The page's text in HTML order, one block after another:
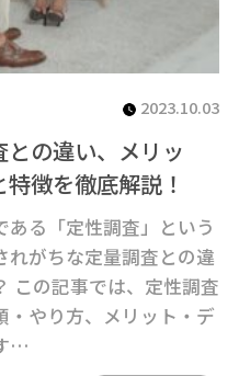
2023.10.03
の違い、メリッ
徴を徹底解説！
る「定性調査」という
がちな定量調査との違
この記事では、定性調査
・やり方、メリット・デ
…